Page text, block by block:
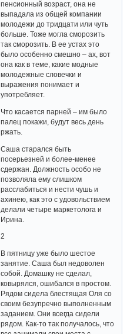
пенсионный возраст, она не
выпадала из общей компании
молодежи до тридцати или чуть
больше. Тоже могла сморозить
так сморозить. В ее устах это
было особенно смешно – ах, вот
она как в теме, какие модные
молодежные словечки и
выражения понимает и
употребляет.
Что касается парней – им было
палец покажи, будут весь день
ржать.
Саша старался быть
посерьезней и более-менее
сдержан. Должность особо не
позволяла ему слишком
расслабиться и нести чушь и
ахинею, как это с удовольствием
делали четыре маркетолога и
Ирина.
2
В пятницу уже было шестое
занятие. Саша был недоволен
собой. Домашку не сделал,
ковырялся, ошибался в простом.
Рядом сидела блестящая Оля со
своим безупречно выполненным
заданием. Они всегда сидели
рядом. Как-то так получалось, что